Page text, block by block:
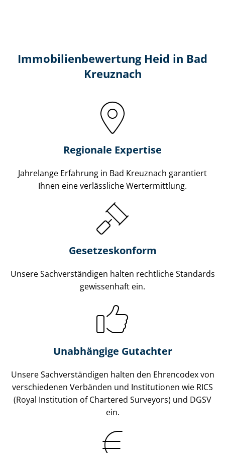
Immobilien­bewertung Heid in Bad
Kreuznach
Regionale Expertise
Jahrelange Erfahrung in Bad Kreuznach garantiert
Ihnen eine verlässliche Wertermittlung.
Gesetzes­konform
Unsere Sach­ver­stän­di­gen halten rechtliche Standards
gewissenhaft ein.
Unabhängige Gutachter
Unsere Sach­ver­stän­di­gen halten den Ehrencodex von
verschiedenen Verbänden und Institutionen wie RICS
(Royal Institution of Chartered Surveyors) und DGSV
ein.